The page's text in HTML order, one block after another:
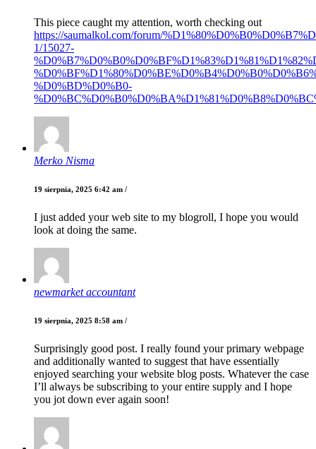
This piece caught my attention, worth checking out
https://saumalkol.com/forum/
1/15027-
%D0%BD%D0%B0-
Merko Nisma
19 sierpnia, 2025 6:42 am /
I just added your web site to my blogroll, I hope you would
look at doing the same.
newmarket accountant
19 sierpnia, 2025 8:58 am /
Surprisingly good post. I really found your primary webpage
and additionally wanted to suggest that have essentially
enjoyed searching your website blog posts. Whatever the case
I’ll always be subscribing to your entire supply and I hope
you jot down ever again soon!